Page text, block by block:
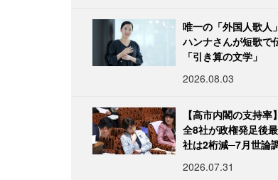
唯一の「外国人歌人
ハンナさんが短歌で
「引き算の文学」
2026.08.03
【高市内閣の支持率
全8社が政権発足後
社は2桁減─7月世論
2026.07.31